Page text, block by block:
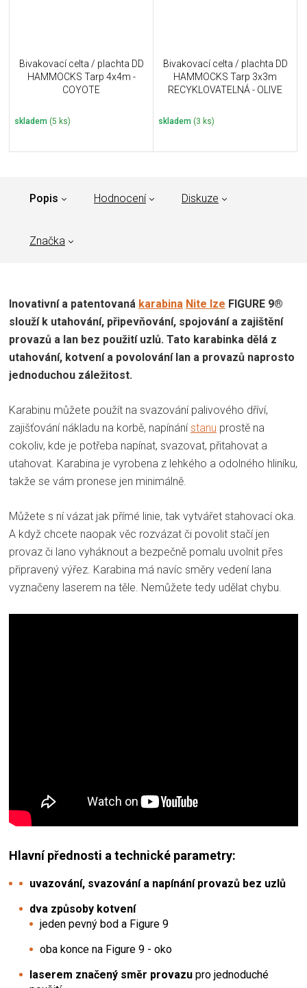
Bivakovací celta / plachta DD
HAMMOCKS Tarp 4x4m -
COYOTE
skladem (5 ks)
Bivakovací celta / plachta DD
HAMMOCKS Tarp 3x3m
RECYKLOVATELNÁ - OLIVE
skladem (3 ks)
Popis Hodnocení Diskuze
Značka
Inovativní a patentovaná karabina Nite Ize FIGURE 9®
slouží k utahování, připevňování, spojování a zajištění
provazů a lan bez použití uzlů. Tato karabinka dělá z
utahování, kotvení a povolování lan a provazů naprosto
jednoduchou záležitost.
Karabinu můžete použít na svazování palivového dříví,
zajišťování nákladu na korbě, napínánístanu prostě na
cokoliv, kde je potřeba napínat, svazovat, přitahovat a
utahovat. Karabina je vyrobena z lehkého a odolného hliníku,
takže se vám pronese jen minimálně.
Můžete s ní vázat jak přímé linie, tak vytvářet stahovací oka.
A když chcete naopak věc rozvázat či povolit stačí jen
provaz či lano vyháknout a bezpečně pomalu uvolnit přes
připravený výřez. Karabina má navíc směry vedení lana
vyznačeny laserem na těle. Nemůžete tedy udělat chybu.
Hlavní přednosti a technické parametry:
uvazování, svazování a napínání provazů bez uzlů
dva způsoby kotvení
jeden pevný bod a Figure 9
oba konce na Figure 9 - oko
laserem značený směr provazu pro jednoduché